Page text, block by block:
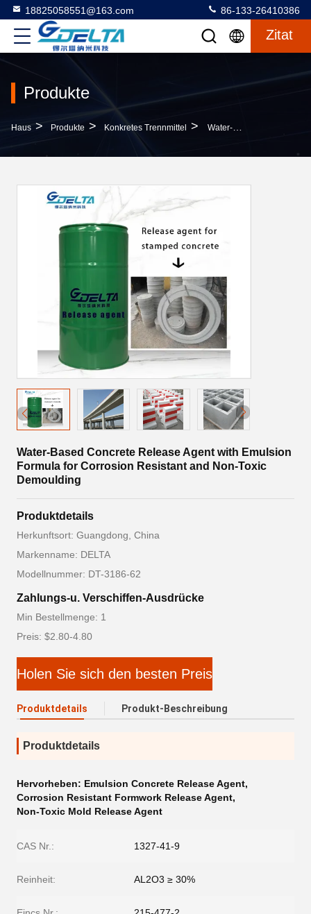
18825058551@163.com 86-133-26410386
Zitat
Produkte
Haus > Produkte > Konkretes Trennmittel > Water-Based Concrete Release Agent With Emulsion Formula For Corrosion Resistant And Non-Toxic Demoulding
Water-Based Concrete Release Agent with Emulsion
Formula for Corrosion Resistant and Non-Toxic
Demoulding
Produktdetails
Herkunftsort: Guangdong, China
Markenname: DELTA
Modellnummer: DT-3186-62
Zahlungs-u. Verschiffen-Ausdrücke
Min Bestellmenge: 1
Preis: $2.80-4.80
Holen Sie sich den besten Preis
Produktdetails Produkt-Beschreibung
Produktdetails
Hervorheben: Emulsion Concrete Release Agent,
Corrosion Resistant Formwork Release Agent,
Non-Toxic Mold Release Agent
CAS Nr.: 1327-41-9
Reinheit: AL2O3 ≥ 30%